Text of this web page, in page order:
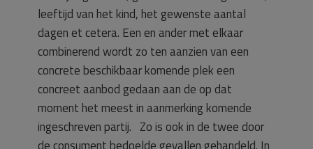
leeftijd van het kind, het gewenste aantal
dagen et cetera. Een en ander met elkaar
combinerend wordt zo ten aanzien van een
concrete beschikbaar komende plek een
concreet aanbod gedaan aan de op dat
moment het meest in aanmerking komende
ingeschreven partij. Zo is ook in de twee door